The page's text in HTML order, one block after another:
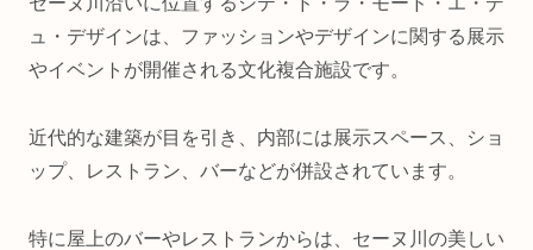
ュ・デザインは、ファッションやデザインに関する展示
やイベントが開催される文化複合施設です。
近代的な建築が目を引き、内部には展示スペース、ショ
ップ、レストラン、バーなどが併設されています。
特に屋上のバーやレストランからは、セーヌ川の美しい